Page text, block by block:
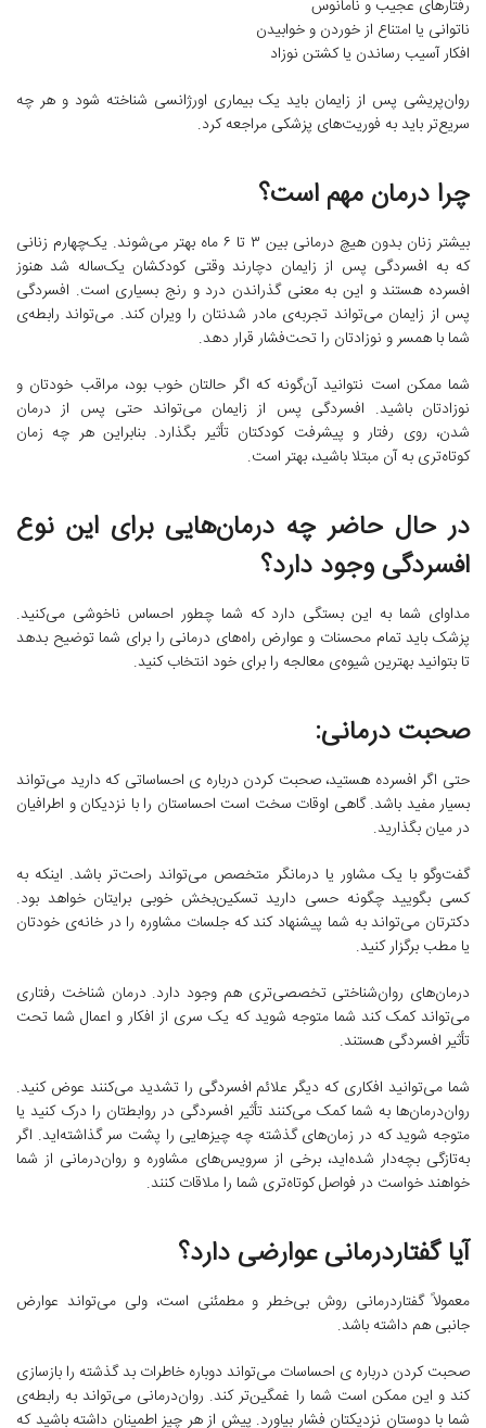
رفتارهای عجیب و نامأنوس
ناتوانی یا امتناع از خوردن و خوابیدن
افکار آسیب رساندن یا کشتن نوزاد
روان‌پریشی پس از زایمان باید یک بیماری اورژانسی شناخته شود و هر چه
سریع‌تر باید به فوریت‌های پزشکی مراجعه کرد.
چرا درمان مهم است؟
بیشتر زنان بدون هیچ درمانی بین ۳ تا ۶ ماه بهتر می‌شوند. یک‌چهارم زنانی
که به افسردگی پس از زایمان دچارند وقتی کودکشان یک‌ساله شد هنوز
افسرده هستند و این به معنی گذراندن درد و رنج بسیاری است. افسردگی
پس از زایمان می‌تواند تجربه‌ی مادر شدنتان را ویران کند. می‌تواند رابطه‌ی
شما با همسر و نوزادتان را تحت‌فشار قرار دهد.
شما ممکن است نتوانید آن‌گونه که اگر حالتان خوب بود، مراقب خودتان و
نوزادتان باشید. افسردگی پس از زایمان می‌تواند حتی پس از درمان
شدن، روی رفتار و پیشرفت کودکتان تأثیر بگذارد. بنابراین هر چه زمان
کوتاه‌تری به آن مبتلا باشید، بهتر است.
در حال حاضر چه درمان‌هایی برای این نوع
افسردگی وجود دارد؟
مداوای شما به این بستگی دارد که شما چطور احساس ناخوشی می‌کنید.
پزشک باید تمام محسنات و عوارض راه‌های درمانی را برای شما توضیح بدهد
تا بتوانید بهترین شیوه‌ی معالجه را برای خود انتخاب کنید.
صحبت درمانی:
حتی اگر افسرده هستید، صحبت کردن درباره ی احساساتی که دارید می‌تواند
بسیار مفید باشد. گاهی اوقات سخت است احساستان را با نزدیکان و اطرافیان
در میان بگذارید.
گفت‌وگو با یک مشاور یا درمانگر متخصص می‌تواند راحت‌تر باشد. اینکه به
کسی بگویید چگونه حسی دارید تسکین‌بخش خوبی برایتان خواهد بود.
دکترتان می‌تواند به شما پیشنهاد کند که جلسات مشاوره را در خانه‌ی خودتان
یا مطب برگزار کنید.
درمان‌های روان‌شناختی تخصصی‌تری هم وجود دارد. درمان شناخت رفتاری
می‌تواند کمک کند شما متوجه شوید که یک سری از افکار و اعمال شما تحت
تأثیر افسردگی هستند.
شما می‌توانید افکاری که دیگر علائم افسردگی را تشدید می‌کنند عوض کنید.
روان‌درمان‌ها به شما کمک می‌کنند تأثیر افسردگی در روابطتان را درک کنید یا
متوجه شوید که در زمان‌های گذشته چه چیزهایی را پشت سر گذاشته‌اید. اگر
به‌تازگی بچه‌دار شده‌اید، برخی از سرویس‌های مشاوره و روان‌درمانی از شما
خواهند خواست در فواصل کوتاه‌تری شما را ملاقات کنند.
آیا گفتاردرمانی عوارضی دارد؟
معمولاً گفتاردرمانی روش بی‌خطر و مطمئنی است، ولی می‌تواند عوارض
جانبی هم داشته باشد.
صحبت کردن درباره ‌ی احساسات می‌تواند دوباره خاطرات بد گذشته را بازسازی
کند و این ممکن است شما را غمگین‌تر کند. روان‌درمانی می‌تواند به رابطه‌ی
شما با دوستان نزدیکتان فشار بیاورد. پیش از هر چیز اطمینان داشته باشید که